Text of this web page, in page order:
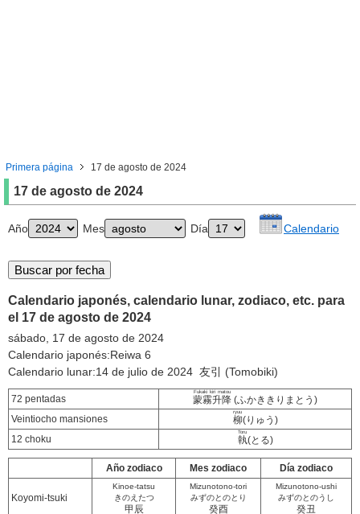
Primera página 17 de agosto de 2024
17 de agosto de 2024
Año Mes Día Calendario
Calendario japonés, calendario lunar, zodiaco, etc. para
el 17 de agosto de 2024
sábado, 17 de agosto de 2024
Calendario japonés:Reiwa 6
Calendario lunar:14 de julio de 2024 友引 (Tomobiki)
72 pentadas 蒙霧升降
Fukaki kiri matou
(ふかききりまとう)
Veintiocho mansiones
柳
ryuu
(りゅう)
12 choku
執
Toru
(とる)
Año zodiaco Mes zodiaco Día zodiaco
Koyomi-tsuki
Kinoe-tatsu
きのえたつ
甲辰
Mizunotono-tori
みずのとのとり
癸酉
Mizunotono-ushi
みずのとのうし
癸丑